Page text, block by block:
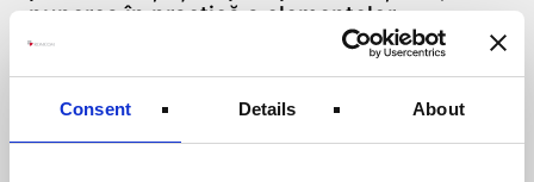
Consent Details About
punerea în practică a elementelor
identificate.
Acum vă las pe dvs. să alegeţi din cele
două variante: